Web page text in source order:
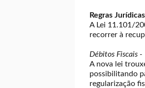
Regras
A Lei 11.101/
recorrer à
Débitos Fiscais -
A nova lei
possibilitando
regularização